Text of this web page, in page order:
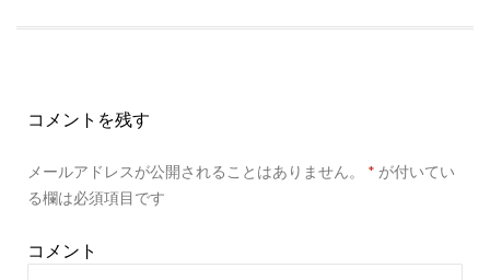
コメントを残す
メールアドレスが公開されることはありません。 * が付いてい
る欄は必須項目です
コメント